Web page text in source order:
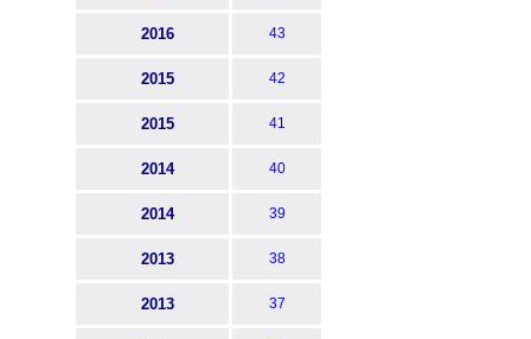
2016 43
2015 42
2015 41
2014 40
2014 39
2013 38
2013 37